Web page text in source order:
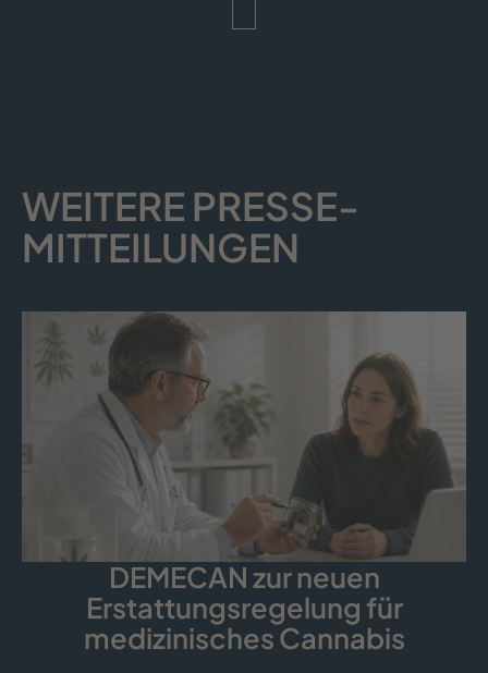
WEITERE PRESSE­
MITTEILUNGEN
DEMECAN zur neuen
Erstattungsregelung für
medizinisches Cannabis